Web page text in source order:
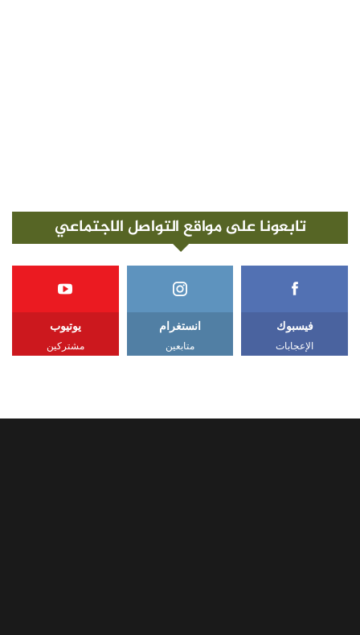
تابعونا على مواقع التواصل الاجتماعي
فيسبوك
الإعجابات
انستغرام
متابعين
يوتيوب
مشتركين